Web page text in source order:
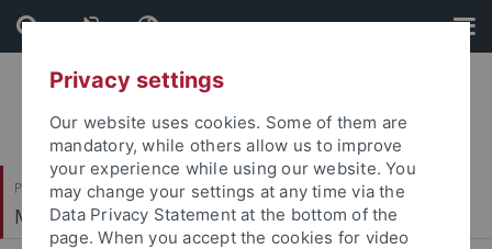
Skip
to
content
Skip
to
footer
Philosophische Fakultät
Musikwissenschaftliches Institut
Privacy settings
Our website uses cookies. Some of them are
mandatory, while others allow us to improve
your experience while using our website. You
may change your settings at any time via the
Data Privacy Statement at the bottom of the
page. When you accept the cookies for video